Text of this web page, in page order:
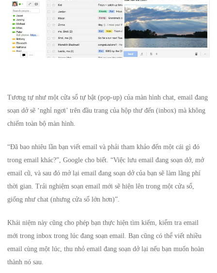
Tương tự như một cửa sổ tự bật (pop-up) của màn hình chat, email đang
soạn dở sẽ ‘nghỉ ngơi’ trên đầu trang của hộp thư đến (inbox) mà không
chiếm toàn bộ màn hình.
“Đã bao nhiêu lần bạn viết email và phải tham khảo đến một cái gì đó
trong email khác?”, Google cho biết. “Việc lưu email đang soạn dở, mở
email cũ, và sau đó mở lại email đang soạn dở của bạn sẽ làm lãng phí
thời gian. Trải nghiệm soạn email mới sẽ hiện lên trong một cửa sổ,
giống như chat (nhưng cửa sổ lớn hơn)”.
Khái niệm này cũng cho phép bạn thực hiện tìm kiếm, kiểm tra email
mới trong inbox trong lúc đang soạn email. Bạn cũng có thể viết nhiều
email cùng một lúc, thu nhỏ email đang soạn dở lại nếu bạn muốn hoàn
thành nó sau.